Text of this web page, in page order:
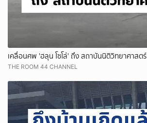
เคลื่อนศพ 'ฮลุน โซโล่' ถึง สถาบันนิติวิทยาศาสตร์
THE ROOM 44 CHANNEL